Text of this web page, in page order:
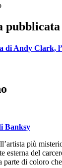
pubblicata
di Andy Clark,
Banksy
più
esterna del
parte di coloro